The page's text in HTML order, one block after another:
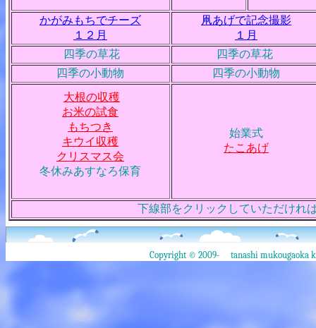
かがみもちでチーズ
１２月
凧あげで記念撮影
１月
四季の草花
四季の草花
四季の小動物
四季の小動物
大根の収穫
お米の試食
もちつき
キウイ収穫
クリスマス会
冬休みあすなろ保育
始業式
たこあげ
下線部をクリックしていただけれ
Copyright © 2009- tanashi mukougaoka